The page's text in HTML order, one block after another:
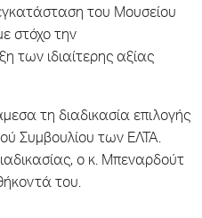
του Μουσείου
στόχο την
των ιδιαίτερης αξίας
τη διαδικασία επιλογής
Συμβουλίου των ΕΛΤΑ.
ο κ. Μπεναρδούτ
του.